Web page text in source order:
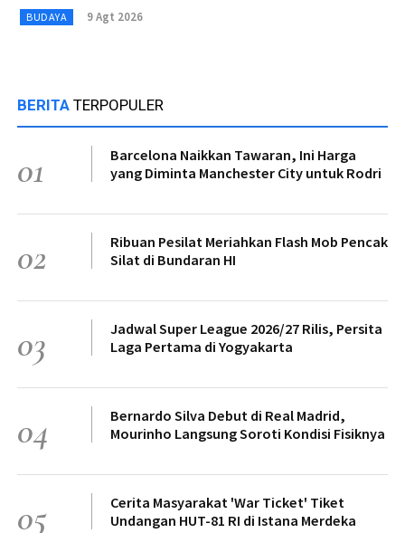
BUDAYA 9 Agt 2026
BERITA TERPOPULER
01
Barcelona Naikkan Tawaran, Ini Harga
yang Diminta Manchester City untuk Rodri
02
Ribuan Pesilat Meriahkan Flash Mob Pencak
Silat di Bundaran HI
03
Jadwal Super League 2026/27 Rilis, Persita
Laga Pertama di Yogyakarta
04
Bernardo Silva Debut di Real Madrid,
Mourinho Langsung Soroti Kondisi Fisiknya
05
Cerita Masyarakat 'War Ticket' Tiket
Undangan HUT-81 RI di Istana Merdeka